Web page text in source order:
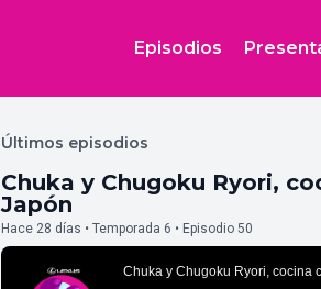
Episodios
Últimos episodios
Chuka y Chugoku Ryori,
Japón
Hace 28 días • Temporada 6 • Episodio 50